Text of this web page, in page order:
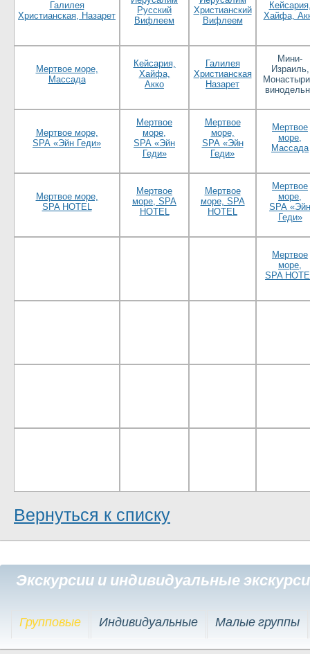
Галилея
Христианская, Назарет
Русский
Вифлеем
Христианский
Вифлеем
Хайфа,
Мертвое море,
Массада
Кейсария,
Хайфа,
Акко
Галилея
Христианская
Назарет
Мини-
Израиль,
Мертвое море,
SPA «Эйн Геди»
Мертвое
море,
SPA «Эйн
Геди»
Мертвое
море,
SPA «Эйн
Геди»
Мертвое
море,
Массада
Мертвое море,
SPA HOTEL
Мертвое
море, SPA
HOTEL
Мертвое
море, SPA
HOTEL
Мертвое
море,
SPA «Эйн
Геди»
Мертвое
море,
SPA
Вернуться к списку
Экскурсии и индивидуальные
Групповые Индивидуальные Малые группы